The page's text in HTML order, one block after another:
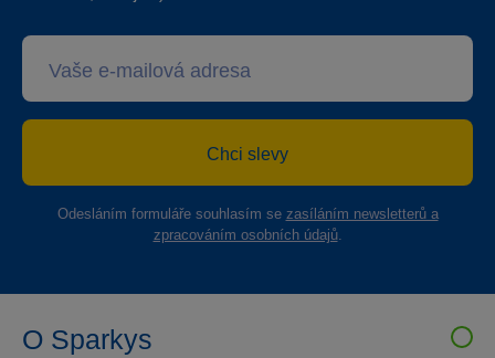
Chci slevy
Odesláním formuláře souhlasím se zasíláním newsletterů a
zpracováním osobních údajů.
O Sparkys